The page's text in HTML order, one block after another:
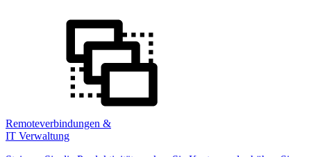
Remoteverbindungen &
IT Verwaltung